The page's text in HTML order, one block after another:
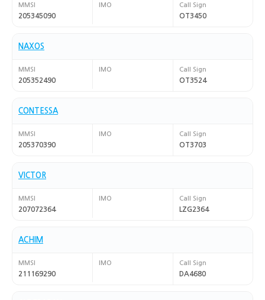
MMSI
205345090
IMO Call Sign
OT3450
NAXOS
MMSI
205352490
IMO Call Sign
OT3524
CONTESSA
MMSI
205370390
IMO Call Sign
OT3703
VICTOR
MMSI
207072364
IMO Call Sign
LZG2364
ACHIM
MMSI
211169290
IMO Call Sign
DA4680